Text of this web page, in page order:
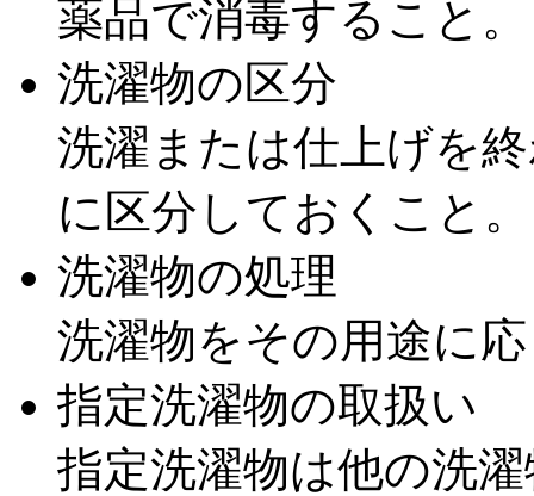
薬品で消毒すること。
洗濯物の区分
洗濯または仕上げを
に区分しておくこと。
洗濯物の処理
洗濯物をその用途に
指定洗濯物の取扱い
指定洗濯物は他の洗